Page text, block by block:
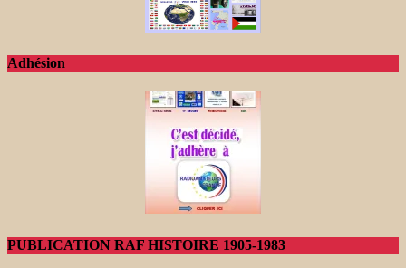
Adhésion
PUBLICATION RAF HISTOIRE 1905-1983